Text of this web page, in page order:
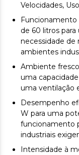
Velocidades,
Funcionamento
de 60 litros
necessidade de
ambientes
Ambiente
uma
uma ventilação
Desempenho
W para uma
funcionamento
industriais
Intensidade à